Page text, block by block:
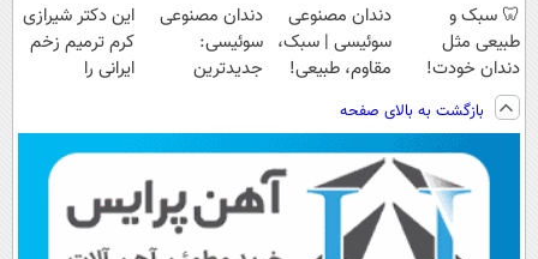
🦷 سبک و
طبیعی مثل
دندان خودت!
نصب آسان و
پرداخت اقساطی
💳 📍 تهران
دندان مصنوعی
سوئیسی | سبک،
مقاوم، طبیعی!
رایگان+پرداخت
اقساطی😍
دندان مصنوعی
سوئیسی:
جدیدترین
پرداخت قسطی
این دکتر شیرازی
کرم ترمیم زخم
ایرانی را
بازگشت به بالای صفحه